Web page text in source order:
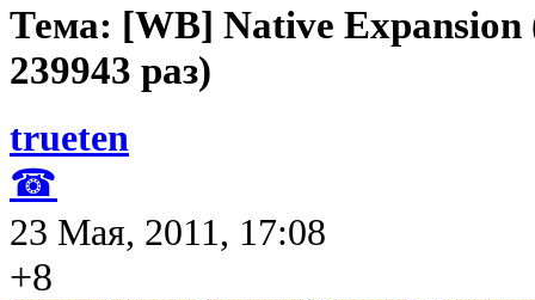
Тема: [WB] Native
239943 раз)
trueten
☎
23 Мая, 2011, 17:08
+8